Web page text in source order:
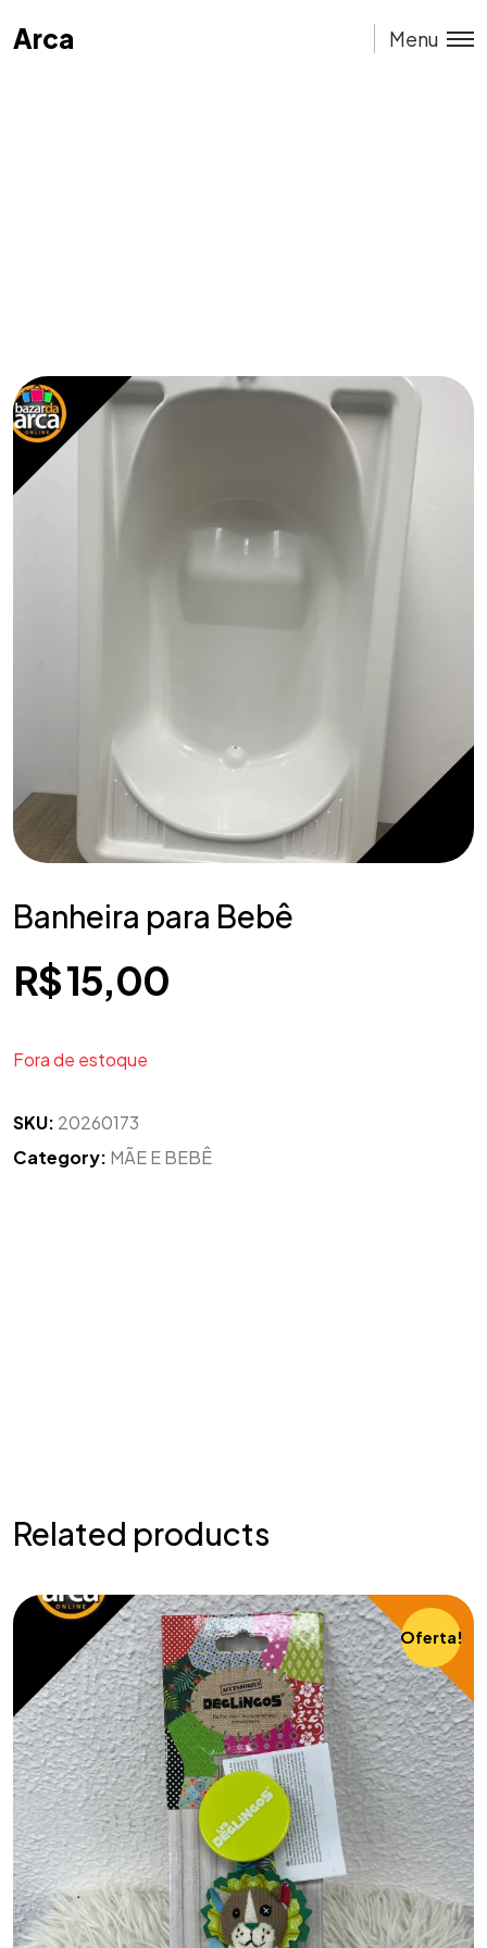
Arca
Arca Menu
Banheira para Bebê
R$15,00
Fora de estoque
SKU: 20260173
Category: MÃE E BEBÊ
Related products
Oferta!